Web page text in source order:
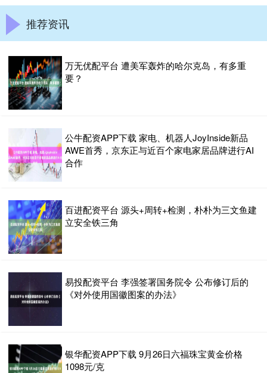
推荐资讯
万无优配平台 遭美军轰炸的哈尔克岛，有多重
要？
公牛配资APP下载 家电、机器人JoyInside新品
AWE首秀，京东正与近百个家电家居品牌进行AI
合作
百进配资平台 源头+周转+检测，朴朴为三文鱼建
立安全铁三角
易投配资平台 李强签署国务院令 公布修订后的
《对外使用国徽图案的办法》
银华配资APP下载 9月26日六福珠宝黄金价格
1098元/克